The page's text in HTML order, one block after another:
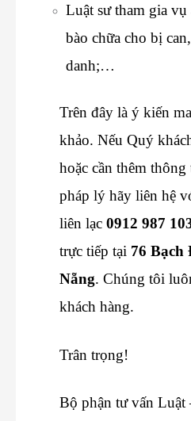
Luật sư tham gia
bào chữa cho bị
danh;…
Trên đây là ý kiến
khảo. Nếu Quý
hoặc cần thêm
pháp lý hãy liên hệ
liên lạc 0912 987
trực tiếp tại 76
Nẵng. Chúng tôi
khách hàng.
Trân trọng!
Bộ phận tư vấn